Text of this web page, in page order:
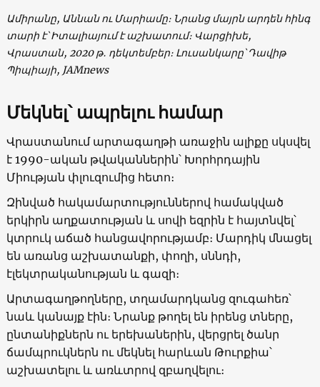
Ամիրանը, Աննան ու Մարիամը։ Նրանց մայրն արդեն հինգ
տարի է՝ Իտալիայում է աշխատում։ Վարցիխե,
Վրաստան, 2020 թ․ դեկտեմբեր։ Լուսանկարը՝ Դավիթ
Պիպիայի, JAMnews
Մեկնել՝ ապրելու համար
Վրաստանում արտագաղթի առաջին ալիքը սկսվել
է 1990-ական թվականներին՝ Խորհրդային
Միության փլուզումից հետո։
Զինված հակամարտություններով համակված
երկիրն աղքատության և սովի եզրին է հայտնվել՝
կտրուկ աճած հանցավորությամբ։ Մարդիկ մնացել
են առանց աշխատանքի, փողի, սննդի,
էլեկտրականության և գազի։
Արտագաղթողները, տղամարդկանց զուգահեռ՝
նաև կանայք էին։ Նրանք թողել են իրենց տները,
ընտանիքներն ու երեխաներին, վերցրել ծանր
ճամպրուկներն ու մեկնել հարևան Թուրքիա՝
աշխատելու և առևտրով զբաղվելու։